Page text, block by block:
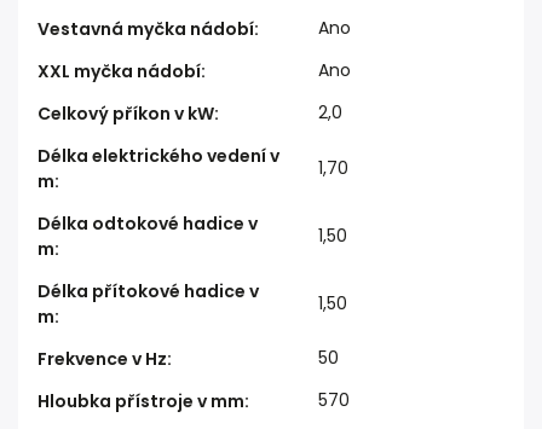
Vestavná myčka nádobí:
Ano
XXL myčka nádobí:
Ano
Celkový příkon v kW:
2,0
Délka elektrického vedení v
m:
1,70
Délka odtokové hadice v
m:
1,50
Délka přítokové hadice v
m:
1,50
Frekvence v Hz:
50
Hloubka přístroje v mm:
570